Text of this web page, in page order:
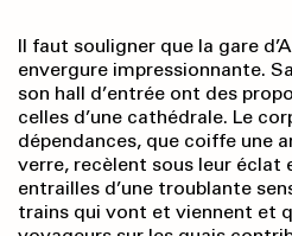
Il faut souligner que la gare
envergure impressionnante.
son hall d’entrée ont des
celles d’une cathédrale. Le
dépendances, que coiffe une
verre, recèlent sous leur éclat
entrailles d’une troublante
trains qui vont et viennent et